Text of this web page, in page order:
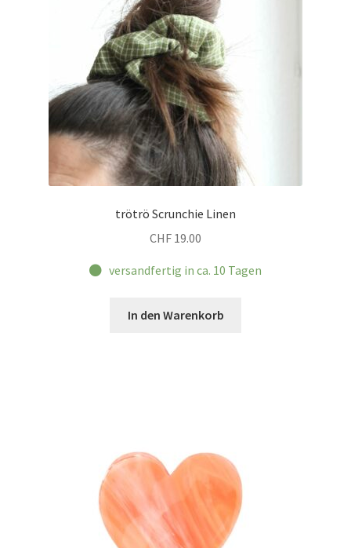
trötrö Scrunchie Linen
CHF 19.00
versandfertig in ca. 10 Tagen
In den Warenkorb